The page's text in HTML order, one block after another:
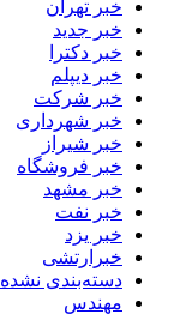
خبر تهران
خبر جدید
خبر دکترا
خبر دیپلم
خبر شرکت
خبر شهرداری
خبر شیراز
خبر فروشگاه
خبر مشهد
خبر نفت
خبر یزد
خبرارتشی
دسته‌بندی نشده
مهندس